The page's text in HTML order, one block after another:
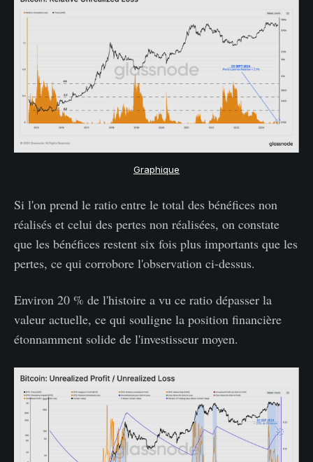
Graphique
Si l'on prend le ratio entre le total des bénéfices non
réalisés et celui des pertes non réalisées, on constate
que les bénéfices restent six fois plus importants que les
pertes, ce qui corrobore l'observation ci-dessus.
Environ 20 % de l'histoire a vu ce ratio dépasser la
valeur actuelle, ce qui souligne la position financière
étonnamment solide de l'investisseur moyen.